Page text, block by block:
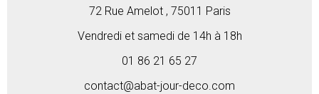
72 Rue Amelot , 75011 Paris
Vendredi et samedi de 14h à 18h
01 86 21 65 27
contact@abat-jour-deco.com